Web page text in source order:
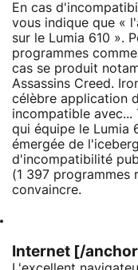
En cas
vous indique que «
sur le Lumia 610 ».
programmes
cas se produit
Assassins Creed.
célèbre application
incompatible avec...
qui équipe le Lumia
émergée de
d'incompatibilité
(1 397 programmes
convaincre.
Internet [/